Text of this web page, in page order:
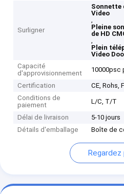
Surligner
Sonnette
Video
,
Pleine
de HD
,
Plein
Video
Capacité
d'approvisionnement
10000psc
Certification
CE, Rohs,
Conditions de
paiement
L/C, T/T
Délai de livraison
5-10 jours
Détails d'emballage
Boîte de
Regardez